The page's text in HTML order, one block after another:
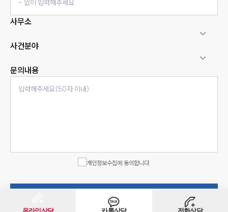
사무소
사건분야
문의내용
개인정보수집에 동의합니다.
상담신청서 제출
온라인상담 카톡상담 전화상담